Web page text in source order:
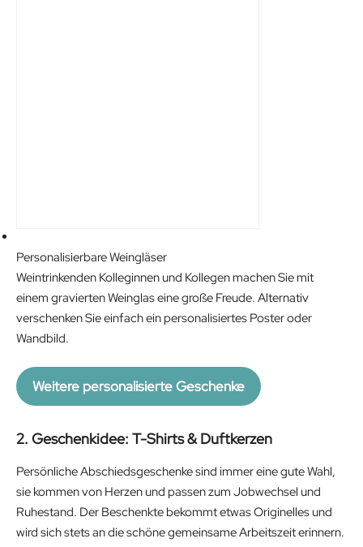
Personalisierbare Weingläser
Weintrinkenden Kolleginnen und Kollegen machen Sie mit
einem gravierten Weinglas eine große Freude. Alternativ
verschenken Sie einfach ein personalisiertes Poster oder
Wandbild.
Weitere personalisierte Geschenke
2. Geschenkidee: T-Shirts & Duftkerzen
Persönliche Abschiedsgeschenke sind immer eine gute Wahl,
sie kommen von Herzen und passen zum Jobwechsel und
Ruhestand. Der Beschenkte bekommt etwas Originelles und
wird sich stets an die schöne gemeinsame Arbeitszeit erinnern.